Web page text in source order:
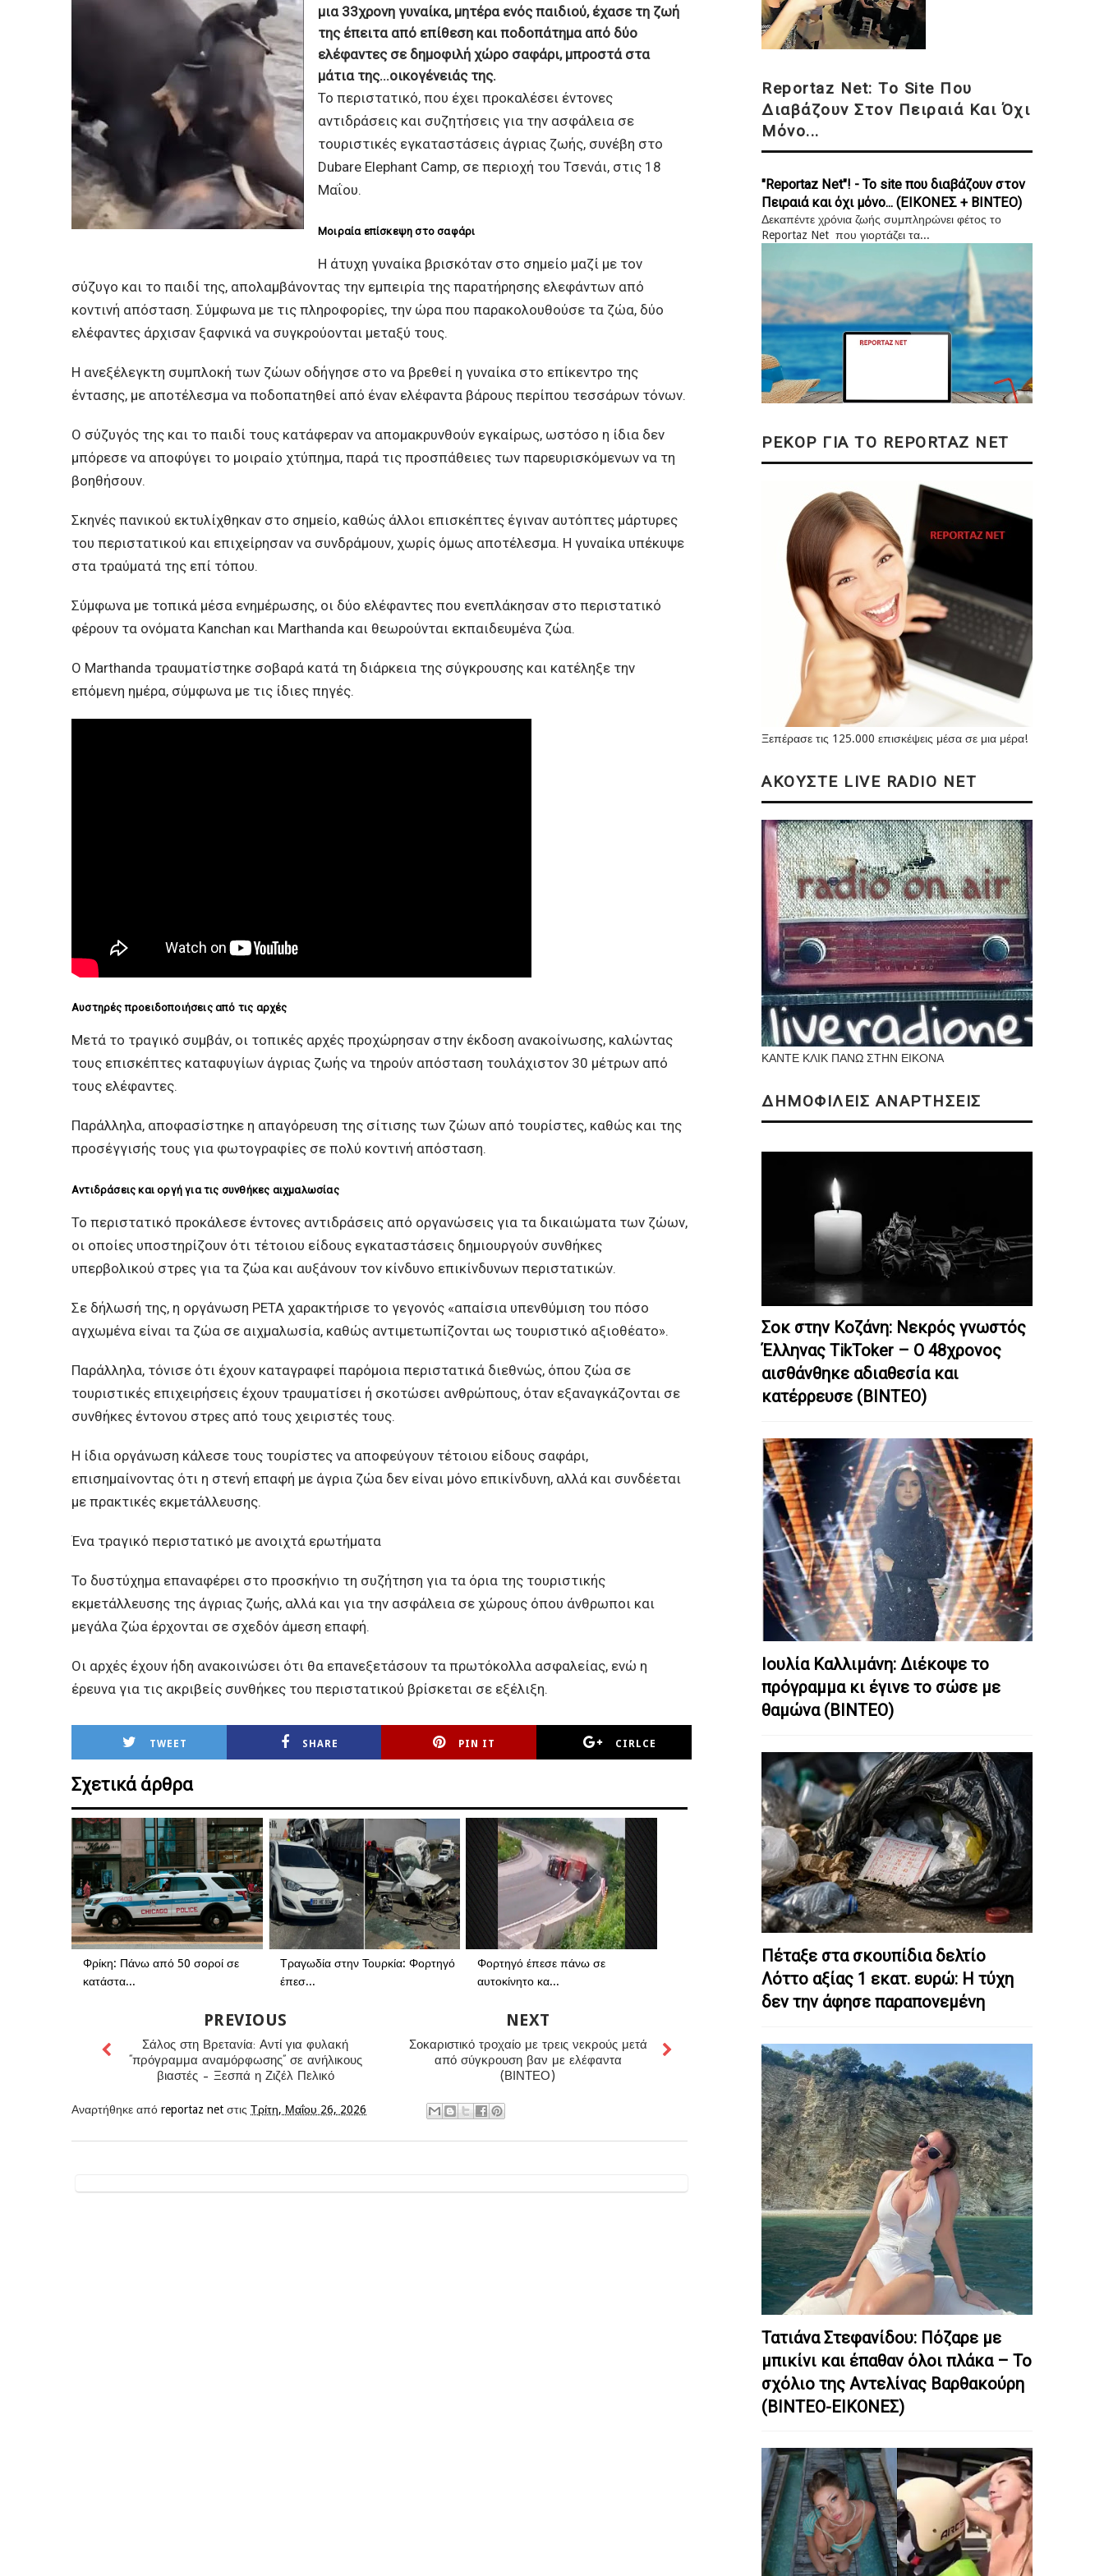
μια 33χρονη γυναίκα, μητέρα ενός παιδιού, έχασε τη ζωή
της έπειτα από επίθεση και ποδοπάτημα από δύο
ελέφαντες σε δημοφιλή χώρο σαφάρι, μπροστά στα
μάτια της...οικογένειάς της.
Το περιστατικό, που έχει προκαλέσει έντονες
αντιδράσεις και συζητήσεις για την ασφάλεια σε
τουριστικές εγκαταστάσεις άγριας ζωής, συνέβη στο
Dubare Elephant Camp, σε περιοχή του Τσενάι, στις 18
Μαΐου.
Μοιραία επίσκεψη στο σαφάρι
Η άτυχη γυναίκα βρισκόταν στο σημείο μαζί με τον
σύζυγο και το παιδί της, απολαμβάνοντας την εμπειρία της παρατήρησης ελεφάντων από
κοντινή απόσταση. Σύμφωνα με τις πληροφορίες, την ώρα που παρακολουθούσε τα ζώα, δύο
ελέφαντες άρχισαν ξαφνικά να συγκρούονται μεταξύ τους.
Η ανεξέλεγκτη συμπλοκή των ζώων οδήγησε στο να βρεθεί η γυναίκα στο επίκεντρο της
έντασης, με αποτέλεσμα να ποδοπατηθεί από έναν ελέφαντα βάρους περίπου τεσσάρων τόνων.
Ο σύζυγός της και το παιδί τους κατάφεραν να απομακρυνθούν εγκαίρως, ωστόσο η ίδια δεν
μπόρεσε να αποφύγει το μοιραίο χτύπημα, παρά τις προσπάθειες των παρευρισκόμενων να τη
βοηθήσουν.
Σκηνές πανικού εκτυλίχθηκαν στο σημείο, καθώς άλλοι επισκέπτες έγιναν αυτόπτες μάρτυρες
του περιστατικού και επιχείρησαν να συνδράμουν, χωρίς όμως αποτέλεσμα. Η γυναίκα υπέκυψε
στα τραύματά της επί τόπου.
Σύμφωνα με τοπικά μέσα ενημέρωσης, οι δύο ελέφαντες που ενεπλάκησαν στο περιστατικό
φέρουν τα ονόματα Kanchan και Marthanda και θεωρούνται εκπαιδευμένα ζώα.
Ο Marthanda τραυματίστηκε σοβαρά κατά τη διάρκεια της σύγκρουσης και κατέληξε την
επόμενη ημέρα, σύμφωνα με τις ίδιες πηγές.
Αυστηρές προειδοποιήσεις από τις αρχές
Μετά το τραγικό συμβάν, οι τοπικές αρχές προχώρησαν στην έκδοση ανακοίνωσης, καλώντας
τους επισκέπτες καταφυγίων άγριας ζωής να τηρούν απόσταση τουλάχιστον 30 μέτρων από
τους ελέφαντες.
Παράλληλα, αποφασίστηκε η απαγόρευση της σίτισης των ζώων από τουρίστες, καθώς και της
προσέγγισής τους για φωτογραφίες σε πολύ κοντινή απόσταση.
Αντιδράσεις και οργή για τις συνθήκες αιχμαλωσίας
Το περιστατικό προκάλεσε έντονες αντιδράσεις από οργανώσεις για τα δικαιώματα των ζώων,
οι οποίες υποστηρίζουν ότι τέτοιου είδους εγκαταστάσεις δημιουργούν συνθήκες
υπερβολικού στρες για τα ζώα και αυξάνουν τον κίνδυνο επικίνδυνων περιστατικών.
Σε δήλωσή της, η οργάνωση PETA χαρακτήρισε το γεγονός «απαίσια υπενθύμιση του πόσο
αγχωμένα είναι τα ζώα σε αιχμαλωσία, καθώς αντιμετωπίζονται ως τουριστικό αξιοθέατο».
Παράλληλα, τόνισε ότι έχουν καταγραφεί παρόμοια περιστατικά διεθνώς, όπου ζώα σε
τουριστικές επιχειρήσεις έχουν τραυματίσει ή σκοτώσει ανθρώπους, όταν εξαναγκάζονται σε
συνθήκες έντονου στρες από τους χειριστές τους.
Η ίδια οργάνωση κάλεσε τους τουρίστες να αποφεύγουν τέτοιου είδους σαφάρι,
επισημαίνοντας ότι η στενή επαφή με άγρια ζώα δεν είναι μόνο επικίνδυνη, αλλά και συνδέεται
με πρακτικές εκμετάλλευσης.
Ένα τραγικό περιστατικό με ανοιχτά ερωτήματα
Το δυστύχημα επαναφέρει στο προσκήνιο τη συζήτηση για τα όρια της τουριστικής
εκμετάλλευσης της άγριας ζωής, αλλά και για την ασφάλεια σε χώρους όπου άνθρωποι και
μεγάλα ζώα έρχονται σε σχεδόν άμεση επαφή.
Οι αρχές έχουν ήδη ανακοινώσει ότι θα επανεξετάσουν τα πρωτόκολλα ασφαλείας, ενώ η
έρευνα για τις ακριβείς συνθήκες του περιστατικού βρίσκεται σε εξέλιξη.
TWEET SHARE PIN IT CIRLCE
Σχετικά άρθρα
Φρίκη: Πάνω από 50 σοροί σε
κατάστα...
Τραγωδία στην Τουρκία: Φορτηγό
έπεσ...
Φορτηγό έπεσε πάνω σε
αυτοκίνητο κα...
NEXT
Σοκαριστικό τροχαίο με τρεις νεκρούς μετά
από σύγκρουση βαν με ελέφαντα
(ΒΙΝΤΕΟ)
PREVIOUS
Σάλος στη Βρετανία: Αντί για φυλακή
“πρόγραμμα αναμόρφωσης” σε ανήλικους
βιαστές – Ξεσπά η Ζιζέλ Πελικό
Αναρτήθηκε από reportaz net στις Τρίτη, Μαΐου 26, 2026
Reportaz Net: Το Site Που
Διαβάζουν Στον Πειραιά Και Όχι
Μόνο...
"Reportaz Net"! - Το site που διαβάζουν στον
Πειραιά και όχι μόνο... (ΕΙΚΟΝΕΣ + ΒΙΝΤΕΟ)
Δεκαπέντε χρόνια ζωής συμπληρώνει φέτος το
Reportaz Net που γιορτάζει τα...
ΡΕΚΟΡ ΓΙΑ ΤΟ REPORTAZ NET
Ξεπέρασε τις 125.000 επισκέψεις μέσα σε μια μέρα!
ΑΚΟΥΣΤΕ LIVE RADIO NET
ΚΑΝΤΕ ΚΛΙΚ ΠΑΝΩ ΣΤΗΝ ΕΙΚΟΝΑ
ΔΗΜΟΦΙΛΕΙΣ ΑΝΑΡΤΗΣΕΙΣ
Σοκ στην Κοζάνη: Nεκρός γνωστός
Έλληνας TikToker – Ο 48χρονος
αισθάνθηκε αδιαθεσία και
κατέρρευσε (ΒΙΝΤΕΟ)
Ιουλία Καλλιμάνη: Διέκοψε το
πρόγραμμα κι έγινε το σώσε με
θαμώνα (ΒΙΝΤΕΟ)
Πέταξε στα σκουπίδια δελτίο
Λόττο αξίας 1 εκατ. ευρώ: Η τύχη
δεν την άφησε παραπονεμένη
Τατιάνα Στεφανίδου: Πόζαρε με
μπικίνι και έπαθαν όλοι πλάκα – Το
σχόλιο της Αντελίνας Βαρθακούρη
(ΒΙΝΤΕΟ-ΕΙΚΟΝΕΣ)